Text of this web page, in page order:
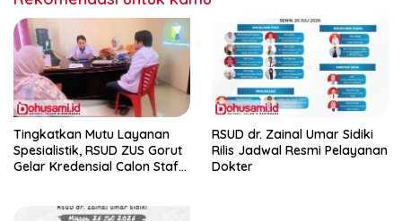
Tingkatkan Mutu Layanan
Spesialistik, RSUD ZUS Gorut
Gelar Kredensial Calon Staf
RSUD dr. Zainal Umar Sidiki
Rilis Jadwal Resmi Pelayanan
Dokter